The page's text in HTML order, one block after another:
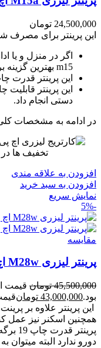
24,500,000 تومان
این پرینتر برای
اگر در منزل و یا
m15 بهترین گزینه برای شما میباشد.
این پرینتر قدرت چاپ 19 برگه در دقیقه را
این پرینتر
دستی انجام داد.
در ادامه به مشخصات کلی
تخفیف ها در
افزودن به علاقه مندی
افزودن به سبد خرید
نمایش سریع
-5%
مقايسه
پرینتر لیزری M28w اچ پی
45,500,000 تومان
بود.43,000,000 تومانقیمت فعلی
این پرینتر علاوه بر
همچنین اسکنر نیز عمل
پرینتر قدرت چاپ 19 برگه در دقیقه را دارد
دورو ندارد البته